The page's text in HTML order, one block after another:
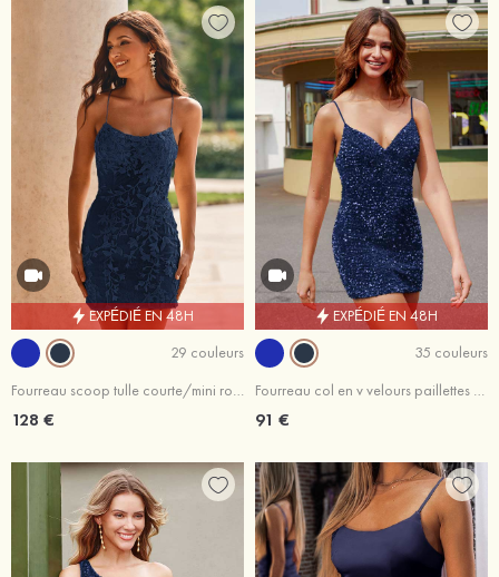
EXPÉDIÉ EN 48H
29 couleurs
Fourreau scoop tulle courte/mini robe de fête de la rentrée avec perles
128 €
EXPÉDIÉ EN 48H
35 couleurs
Fourreau col en v velours paillettes courte/mini dos croisé robe de fête de la rentrée
91 €